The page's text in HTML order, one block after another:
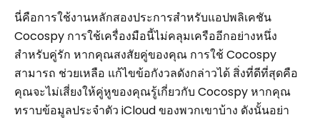
นี่คือการใช้งานหลักสองประการสำหรับแอปพลิเคชัน
Cocospy การใช้เครื่องมือนี้ไม่คลุมเครืออีกอย่างหนึ่ง
สำหรับคู่รัก หากคุณสงสัยคู่ของคุณ การใช้ Cocospy
สามารถ ช่วยเหลือ แก้ไขข้อกังวลดังกล่าวได้ สิ่งที่ดีที่สุดคือ
คุณจะไม่เสี่ยงให้คู่หูของคุณรู้เกี่ยวกับ Cocospy หากคุณ
ทราบข้อมูลประจำตัว iCloud ของพวกเขาบ้าง ดังนั้นอย่า